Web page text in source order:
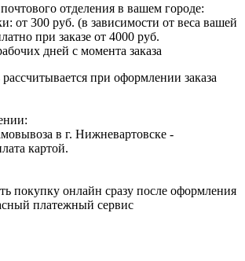
отделения в вашем городе:
от 300 руб. (в зависимости от веса вашей
при заказе от 4000 руб.
дней с момента заказа
при оформлении заказа
в г. Нижневартовске -
картой.
покупку онлайн сразу после оформления
платежный сервис